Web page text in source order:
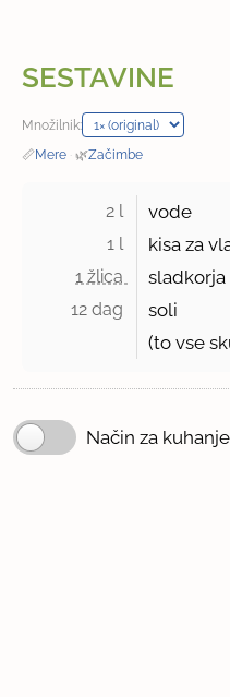
SESTAVINE
Množilnik:
📏Mere · 🌿Začimbe
2 l vode
1 l kisa za
1 žlica sladkorja
12 dag
soli
(to vse
Način za kuhanje